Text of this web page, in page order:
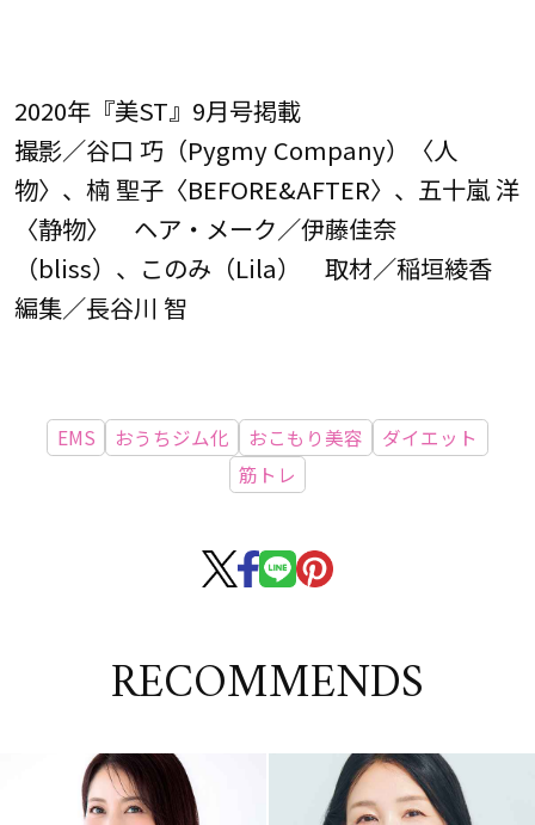
2020年『美ST』9月号掲載
撮影／谷口 巧（Pygmy Company）〈人
物〉、楠 聖子〈BEFORE&AFTER〉、五十嵐 洋
〈静物〉 ヘア・メーク／伊藤佳奈
（bliss）、このみ（Lila） 取材／稲垣綾香
編集／長谷川 智
EMS おうちジム化 おこもり美容
ダイエット
筋トレ
RECOMMENDS